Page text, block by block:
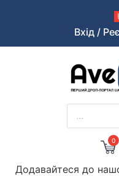
Вхід /
Aveopt – оптова
PRODUCTS
SEARCH
0
Додавайтеся до